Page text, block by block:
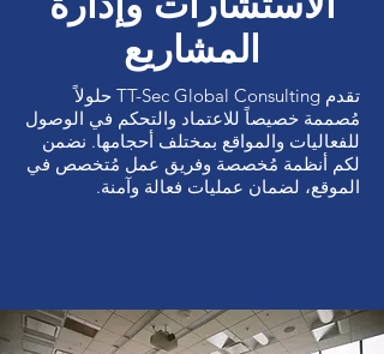
t
المشاريع
تقدم TT-Sec Global Consulting حلولاً
مُصممة خصيصاً للاعتماد والتحكم في الوصول
للفعاليات والمواقع بمختلف أحجامها. نضمن
لكم أنظمة مُخصصة وفريق عمل مُتخصص في
الموقع، لضمان عمليات فعالة وآمنة.